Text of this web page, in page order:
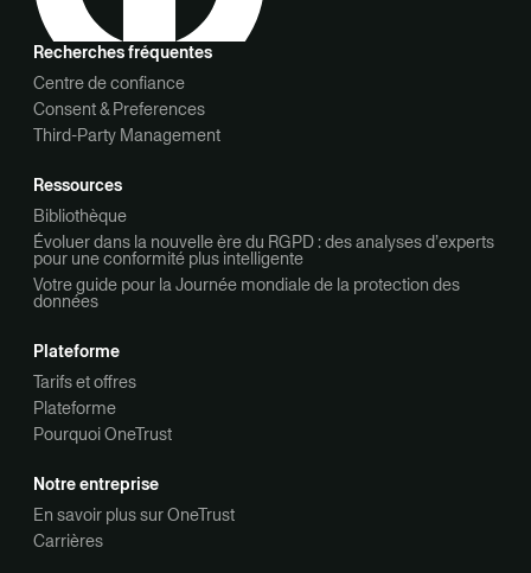
Recherches fréquentes
Centre de confiance
Consent & Preferences
Third-Party Management
Ressources
Bibliothèque
Évoluer dans la nouvelle ère du RGPD : des analyses d’experts
pour une conformité plus intelligente
Votre guide pour la Journée mondiale de la protection des
données
Plateforme
Tarifs et offres
Plateforme
Pourquoi OneTrust
Notre entreprise
En savoir plus sur OneTrust
Carrières